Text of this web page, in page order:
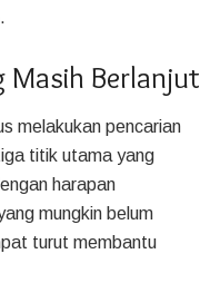
Masih Berlanjut
melakukan pencarian
titik utama yang
harapan
mungkin belum
turut membantu